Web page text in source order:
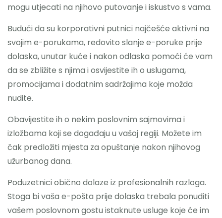
mogu utjecati na njihovo putovanje i iskustvo s vama.
Budući da su korporativni putnici najčešće aktivni na
svojim e-porukama, redovito slanje e-poruke prije
dolaska, unutar kuće i nakon odlaska pomoći će vam
da se zbližite s njima i osvijestite ih o uslugama,
promocijama i dodatnim sadržajima koje možda
nudite.
Obavijestite ih o nekim poslovnim sajmovima i
izložbama koji se događaju u vašoj regiji. Možete im
čak predložiti mjesta za opuštanje nakon njihovog
užurbanog dana.
Poduzetnici obično dolaze iz profesionalnih razloga.
Stoga bi vaša e-pošta prije dolaska trebala ponuditi
vašem poslovnom gostu istaknute usluge koje će im